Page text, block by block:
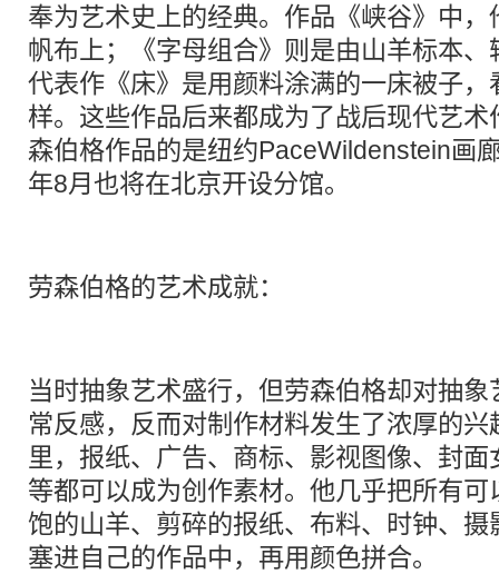
奉为艺术史上的经典。作品《峡谷》中
帆布上；《字母组合》则是由山羊标本、
代表作《床》是用颜料涂满的一床被子
样。这些作品后来都成为了战后现代艺
森伯格作品的是纽约PaceWildenstein画
年8月也将在北京开设分馆。
劳森伯格的艺术成就：
当时抽象艺术盛行，但劳森伯格却对抽
常反感，反而对制作材料发生了浓厚的
里，报纸、广告、商标、影视图像、封
等都可以成为创作素材。他几乎把所有
饱的山羊、剪碎的报纸、布料、时钟、
塞进自己的作品中，再用颜色拼合。